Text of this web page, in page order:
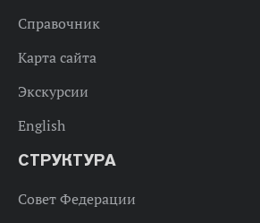
Справочник
Карта сайта
Экскурсии
English
СТРУКТУРА
Совет Федерации